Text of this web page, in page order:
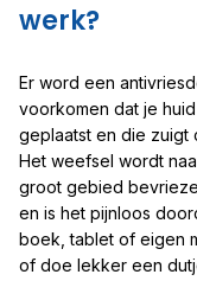
werk?
Er word een
voorkomen dat je
geplaatst en die zuigt
Het weefsel wordt
groot gebied
en is het pijnloos
boek, tablet of eigen
of doe lekker een